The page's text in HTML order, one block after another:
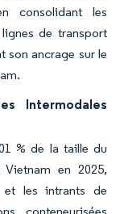
consolidant les
de transport
son ancrage sur le
Intermodales
% de la taille du
en 2025,
et les intrants de